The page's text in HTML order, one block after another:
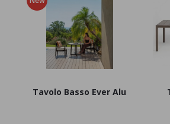
Tavolo Basso Ever Alu